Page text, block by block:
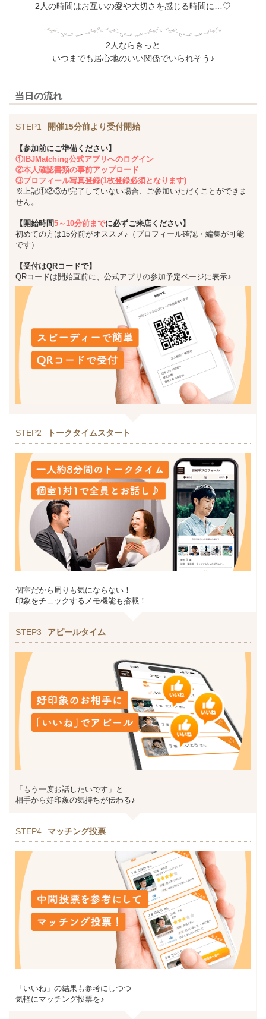
2人の時間はお互いの愛や大切さを感じる時間に…♡
2人ならきっと
いつまでも居心地のいい関係でいられそう♪
当日の流れ
STEP1 開催15分前より受付開始
【参加前にご準備ください】
①IBJMatching公式アプリへのログイン
②本人確認書類の事前アップロード
③プロフィール写真登録(1枚登録必須となります)
※上記①②③が完了していない場合、ご参加いただくことができま
せん。
【開始時間5～10分前までに必ずご来店ください】
初めての方は15分前がオススメ♪（プロフィール確認・編集が可能
です）
【受付はQRコードで】
QRコードは開始直前に、公式アプリの参加予定ページに表示♪
STEP2 トークタイムスタート
個室だから周りも気にならない！
印象をチェックするメモ機能も搭載！
STEP3 アピールタイム
「もう一度お話したいです」と
相手から好印象の気持ちが伝わる♪
STEP4 マッチング投票
「いいね」の結果も参考にしつつ
気軽にマッチング投票を♪